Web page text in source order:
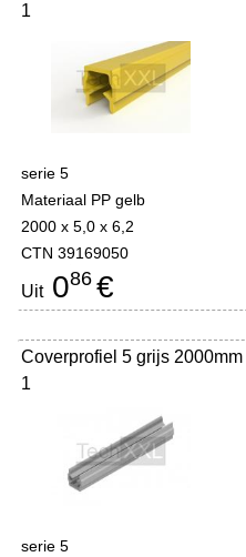
1
serie 5
Materiaal PP gelb
2000 x 5,0 x 6,2
CTN 39169050
Uit086 €
Coverprofiel 5 grijs 2000mm
1
serie 5